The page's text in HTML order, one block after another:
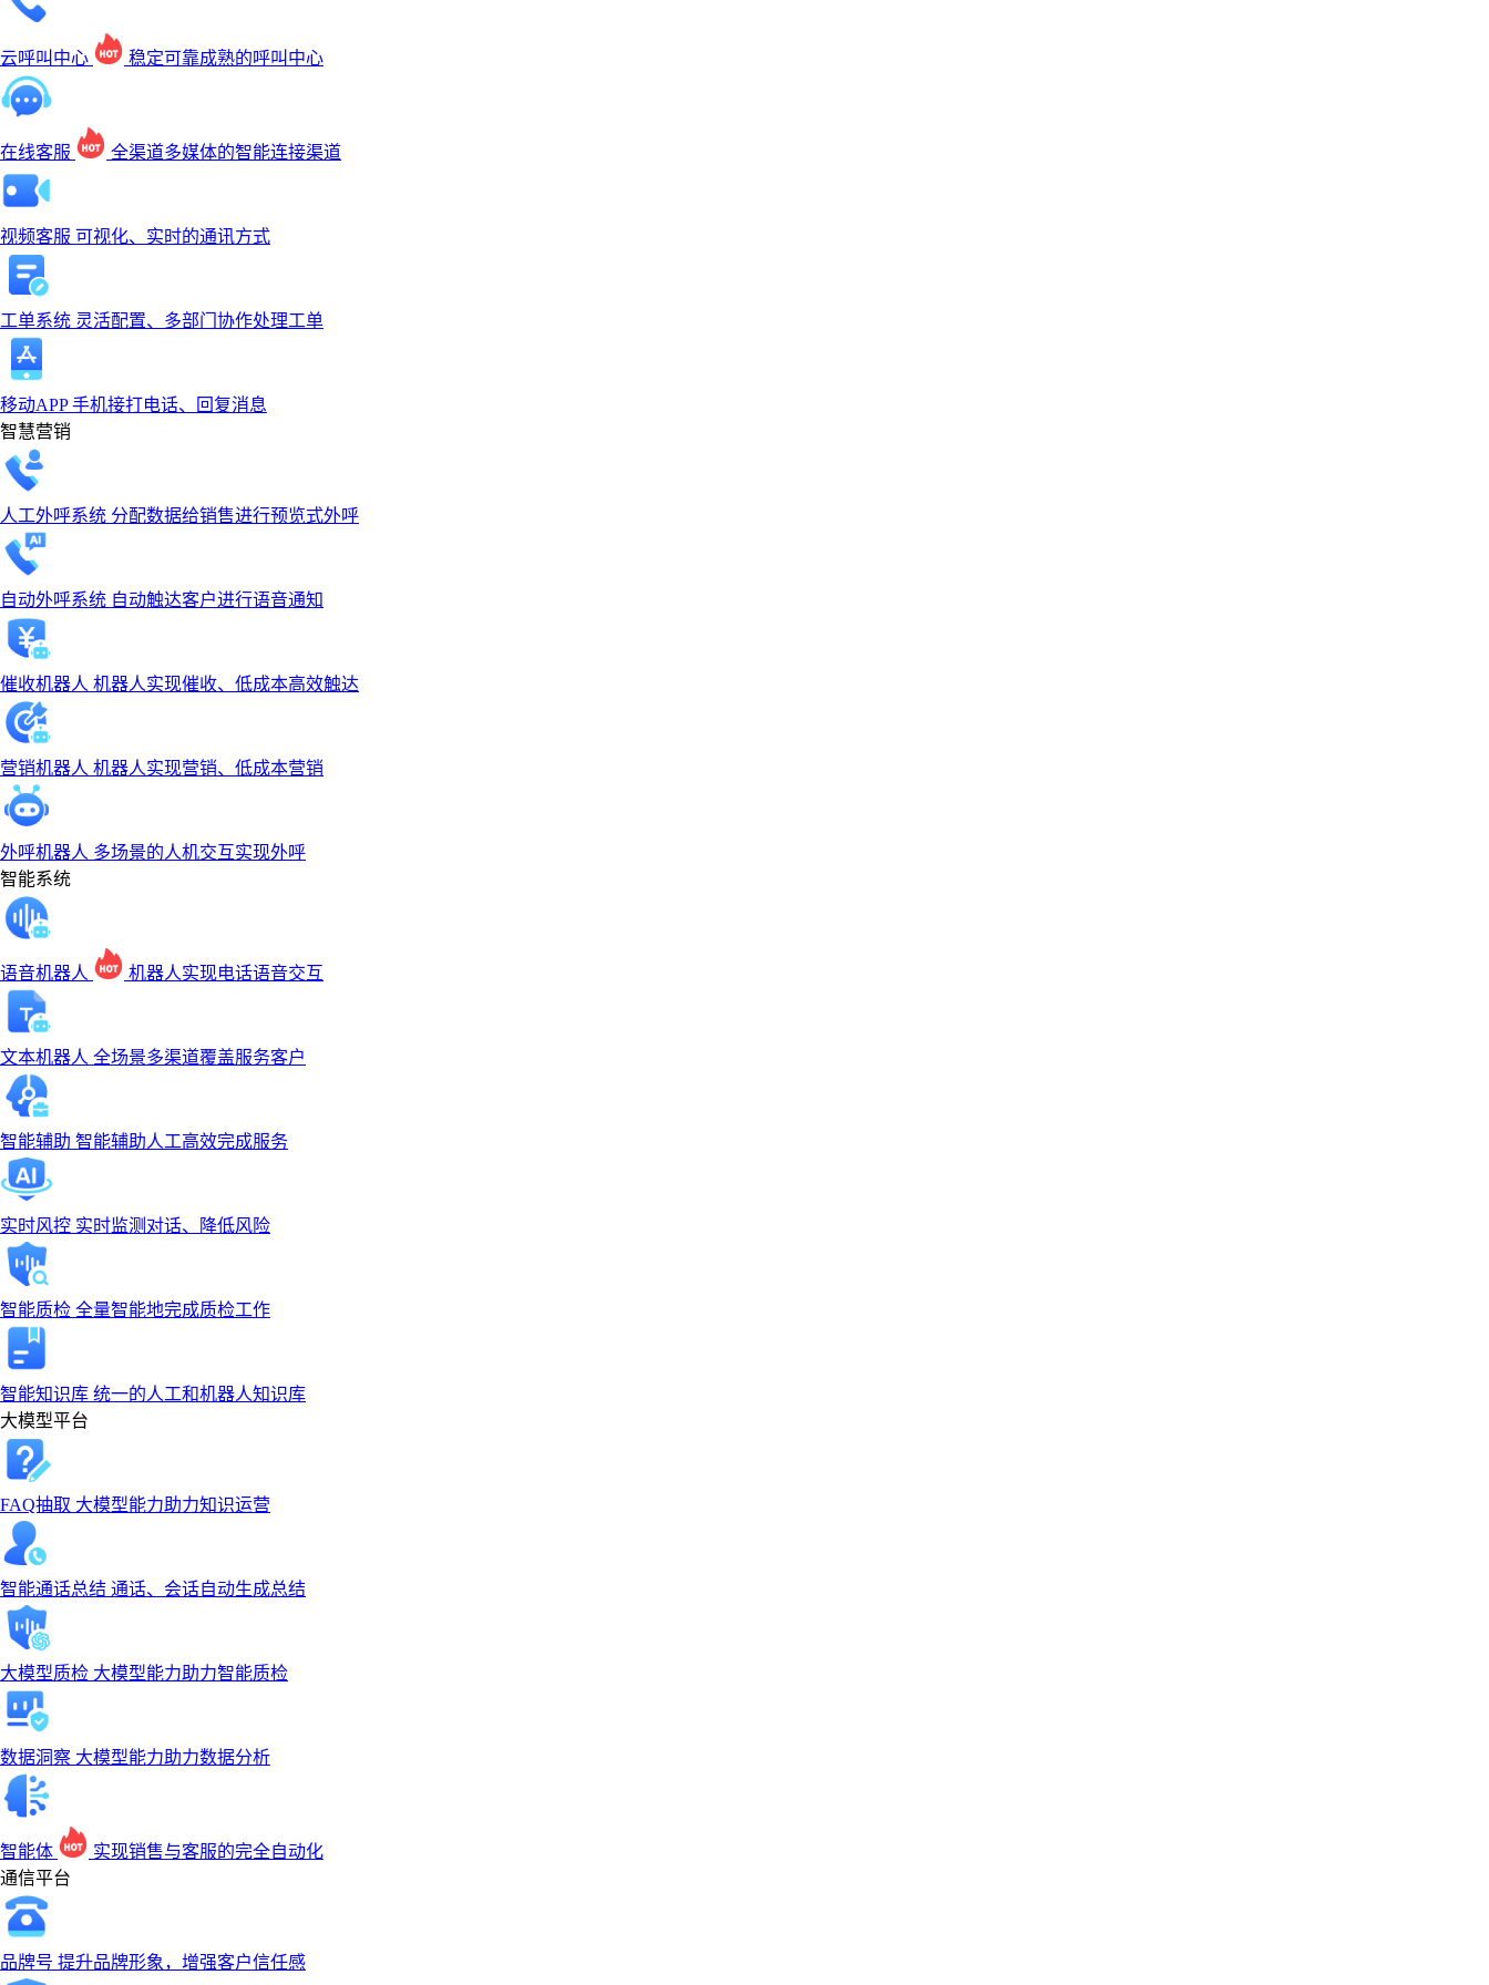
云呼叫中心 稳定可靠成熟的呼叫中心
在线客服 全渠道多媒体的智能连接渠道
视频客服 可视化、实时的通讯方式
工单系统 灵活配置、多部门协作处理工单
移动APP手机接打电话、回复消息
智慧营销
人工外呼系统 分配数据给销售进行预览式外呼
自动外呼系统 自动触达客户进行语音通知
催收机器人 机器人实现催收、低成本高效触达
营销机器人 机器人实现营销、低成本营销
外呼机器人 多场景的人机交互实现外呼
智能系统
语音机器人 机器人实现电话语音交互
文本机器人 全场景多渠道覆盖服务客户
智能辅助 智能辅助人工高效完成服务
实时风控 实时监测对话、降低风险
智能质检 全量智能地完成质检工作
智能知识库 统一的人工和机器人知识库
大模型平台
FAQ抽取 大模型能力助力知识运营
智能通话总结 通话、会话自动生成总结
大模型质检 大模型能力助力智能质检
数据洞察 大模型能力助力数据分析
智能体
实现销售与客服的完全自动化
通信平台
品牌号 提升品牌形象，增强客户信任感
‹ ›
‹ ›
‹ ›